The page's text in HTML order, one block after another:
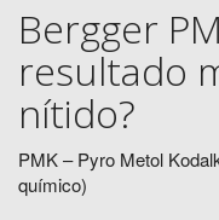
Bergger
resultado
nítido?
PMK – Pyro Metol
químico)